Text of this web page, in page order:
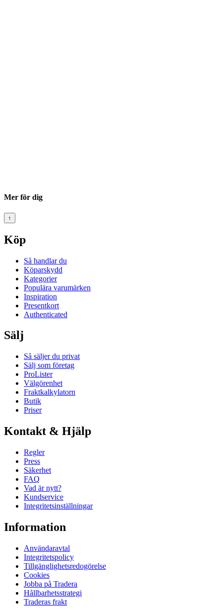
Mer för dig
↑
Köp
Så handlar du
Köparskydd
Kategorier
Populära varumärken
Inspiration
Presentkort
Authenticated
Sälj
Så säljer du privat
Sälj som företag
ProLister
Välgörenhet
Fraktkalkylatorn
Butik
Priser
Kontakt & Hjälp
Regler
Press
Säkerhet
FAQ
Vad är nytt?
Kundservice
Integritetsinställningar
Information
Användaravtal
Integritetspolicy
Tillgänglighetsredogörelse
Cookies
Jobba på Tradera
Hållbarhetsstrategi
Traderas frakt